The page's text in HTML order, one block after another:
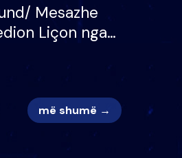
Mesazhe
Liçon nga
më shumë →